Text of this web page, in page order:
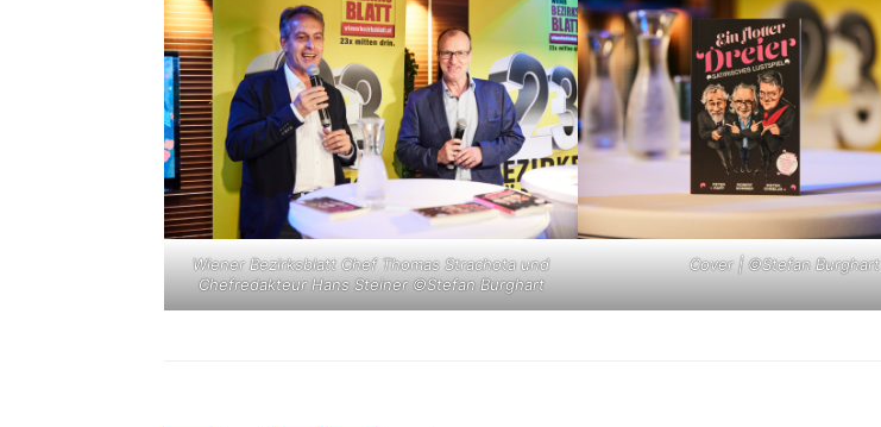
Wiener Bezirksblatt Chef Thomas Strachota und
Chefredakteur Hans Steiner ©Stefan Burghart
Cover | ©Stefan Burghart